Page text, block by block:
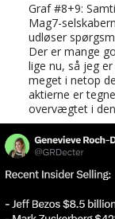
Graf #8+9:
Mag7-
udløser
Der er mange
lige nu, så jeg
meget i netop
aktierne er
overvægtet i